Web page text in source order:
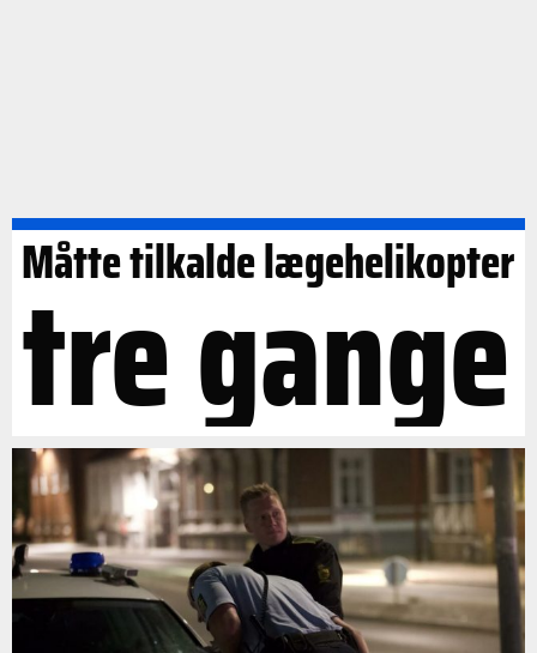
Måtte tilkalde lægehelikopter
tre gange